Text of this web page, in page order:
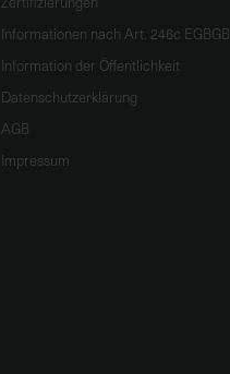
Informationen nach Art. 246c EGBGB
Information der Öffentlichkeit
Datenschutzerklärung
AGB
Impressum